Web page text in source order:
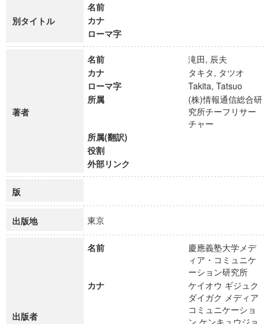
別タイトル
名前
カナ
ローマ字
著者
名前
滝田, 辰夫
カナ
タキタ, タツオ
ローマ字
Takita, Tatsuo
所属
(株)情報通信総合研
究所チーフリサー
チャー
所属(翻訳)
役割
外部リンク
版
出版地 東京
出版者
名前
慶應義塾大学メデ
ィア・コミュニケ
ーション研究所
カナ
ケイオウ ギジュク
ダイガク メディア
コミュニケーショ
ン ケンキュウジョ